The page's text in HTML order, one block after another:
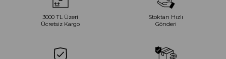
3000 TL Üzeri
Ücretsiz Kargo
Stoktan Hızlı
Gönderi